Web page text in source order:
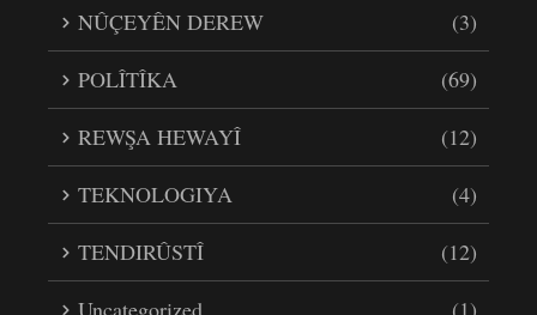
NÛÇEYÊN DEREW
(3)
POLÎTÎKA
(69)
REWŞA HEWAYÎ
(12)
TEKNOLOGIYA
(4)
TENDIRÛSTÎ
(12)
Uncategorized
(1)